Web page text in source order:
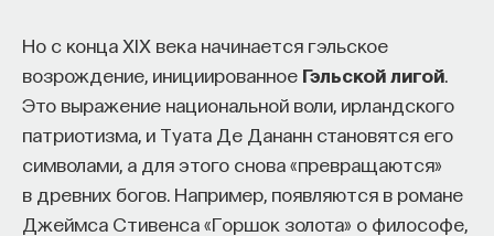
Но с конца XIX века начинается гэльское
возрождение, инициированное Гэльской лигой
Это выражение национальной воли, ирландского
патриотизма, и Туата Де Дананн становятся его
символами, а для этого снова «превращаются»
в древних богов. Например, появляются в романе
Джеймса Стивенса «Горшок золота» о философе,